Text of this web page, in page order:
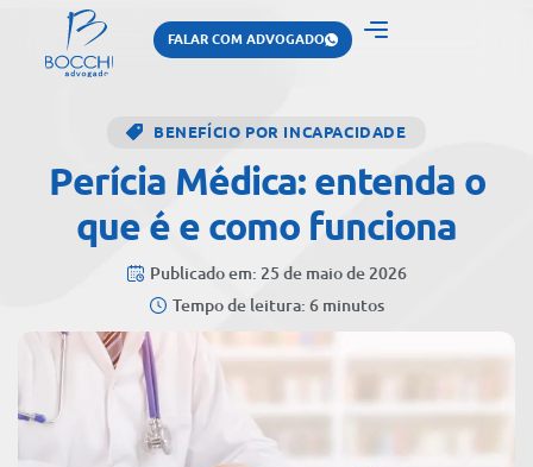
FALAR COM ADVOGADO
BENEFÍCIO POR INCAPACIDADE
Perícia Médica: entenda o
que é e como funciona
Publicado em: 25 de maio de 2026
Tempo de leitura: 6 minutos